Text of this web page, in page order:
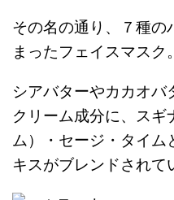
その名の通り、７種
まったフェイスマスク。
シアバターやカカオ
クリーム成分に、ス
ム）・セージ・タイ
キスがブレンドされて